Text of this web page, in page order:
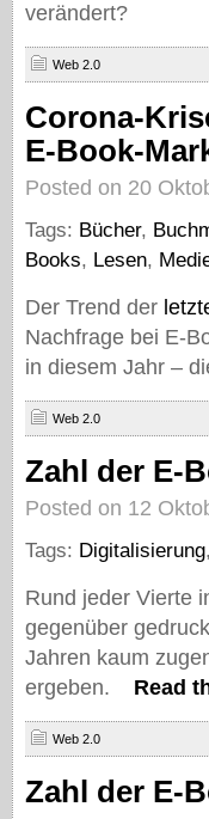
verändert?
Web 2.0
Corona-
E-Book-
Posted on 20
Tags: Bücher,
Books, Lesen,
Der Trend der
Nachfrage bei E-
in diesem Jahr –
Web 2.0
Zahl der E-
Posted on 12
Tags: Digitalisierung,
Rund jeder Vierte
gegenüber
Jahren kaum
ergeben.
Read
Web 2.0
Zahl der E-